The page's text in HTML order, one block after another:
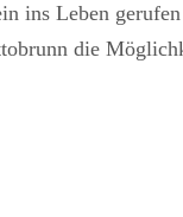
ins Leben
die